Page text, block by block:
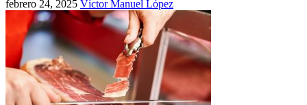
febrero 24, 2025 Víctor Manuel López